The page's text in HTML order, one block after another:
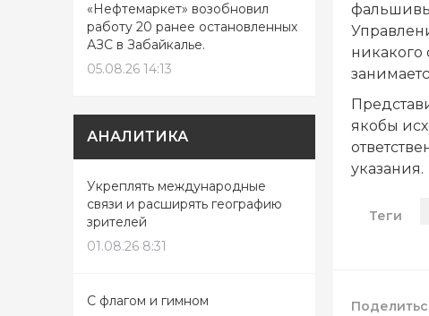
«Нефтемаркет» возобновил
работу 20 ранее остановленных
АЗС в Забайкалье.
05.08.26 14:13
АНАЛИТИКА
Укреплять международные
связи и расширять географию
зрителей
01.08.26 8:31
С флагом и гимном
никакого
якобы
указания.
Теги